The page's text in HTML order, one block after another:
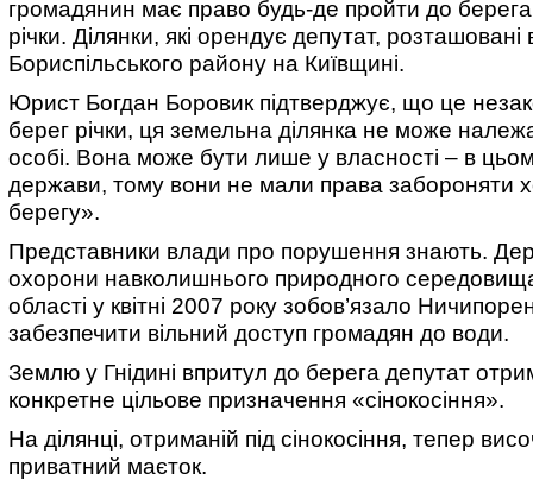
громадянин має право будь-де пройти до берега
річки. Ділянки, які орендує депутат, розташовані
Бориспільського району на Київщині.
Юрист Богдан Боровик підтверджує, що це
берег річки, ця земельна ділянка не може
особі. Вона може бути лише у власності – в
держави, тому вони не мали права забороняти
берегу».
Представники влади про порушення знають.
охорони навколишнього природного середовища
області у квітні 2007 року зобов’язало
забезпечити вільний доступ громадян до води.
Землю у Гнідині впритул до берега депутат
конкретне цільове призначення «сінокосіння».
На ділянці, отриманій під сінокосіння, тепер
приватний маєток.